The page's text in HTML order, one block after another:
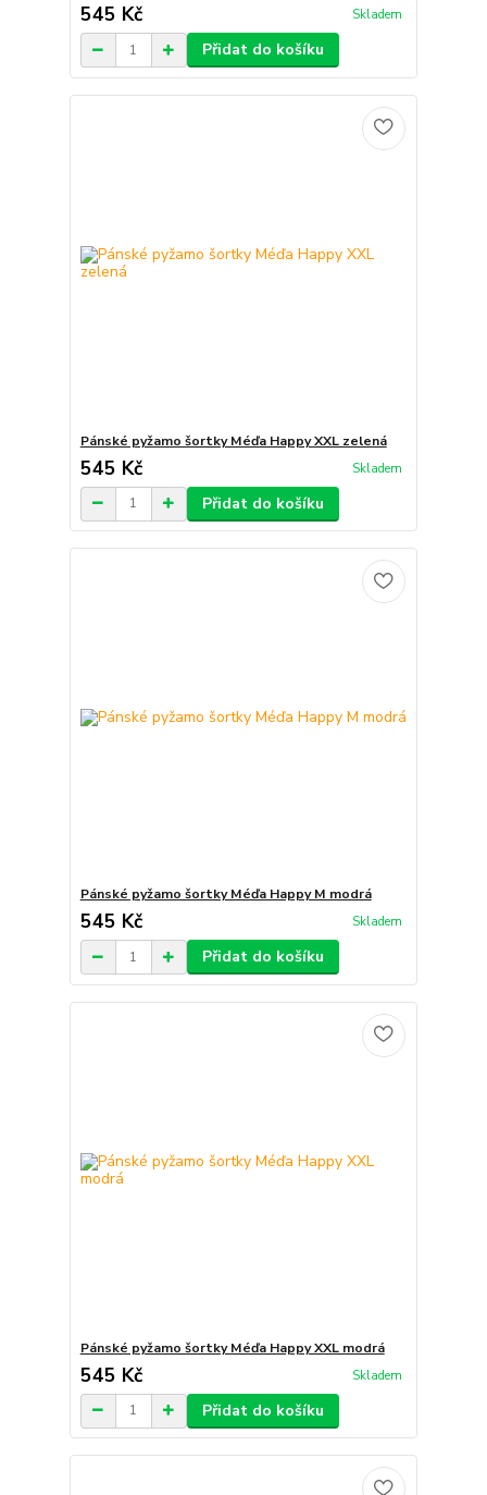
545 Kč Skladem
Přidat do košíku
Pánské pyžamo šortky Méďa Happy XXL zelená
545 Kč Skladem
Přidat do košíku
Pánské pyžamo šortky Méďa Happy M modrá
545 Kč Skladem
Přidat do košíku
Pánské pyžamo šortky Méďa Happy XXL modrá
545 Kč Skladem
Přidat do košíku